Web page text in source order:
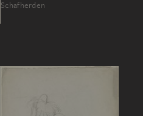
Schafherden